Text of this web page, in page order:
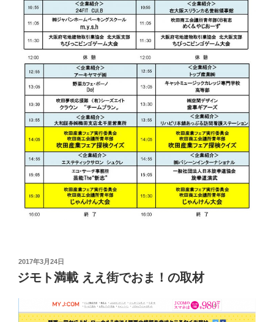
投
稿
日:
2017年3月24日
ジモト満載 ええ街でおま！の取材